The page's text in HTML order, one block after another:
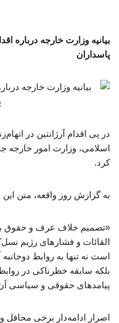
بیانیه وزارت خارجه درباره
پاسداران
در پی اقدام آرژانتین در
اسلامی، وزارت امور خارجه
کرد.
به گزارش روز واقعه، متن
«تصمیم خلاف عرف و حقوق
القائات و فشارهای رژیم
است نه تنها به روابط
بلکه سابقه خطرناکی در
پیامدهای حقوقی و سیاسی آن
اصرار ادامه‌دار برخی محافل